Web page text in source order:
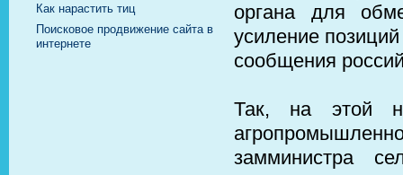
органа для
усиление
сообщения
Так, на этой
замминистра
Как нарастить тиц
Поисковое продвижение сайта в
интернете